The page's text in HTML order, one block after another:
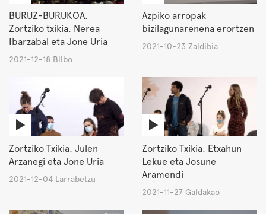
BURUZ-BURUKOA.
Zortziko txikia. Nerea
Ibarzabal eta Jone Uria
2021-12-18 Bilbo
Azpiko arropak
bizilagunarenena erortzen
2021-10-23 Zaldibia
Zortziko Txikia. Julen
Arzanegi eta Jone Uria
2021-12-04 Larrabetzu
Zortziko Txikia. Etxahun
Lekue eta Josune
Aramendi
2021-11-27 Galdakao